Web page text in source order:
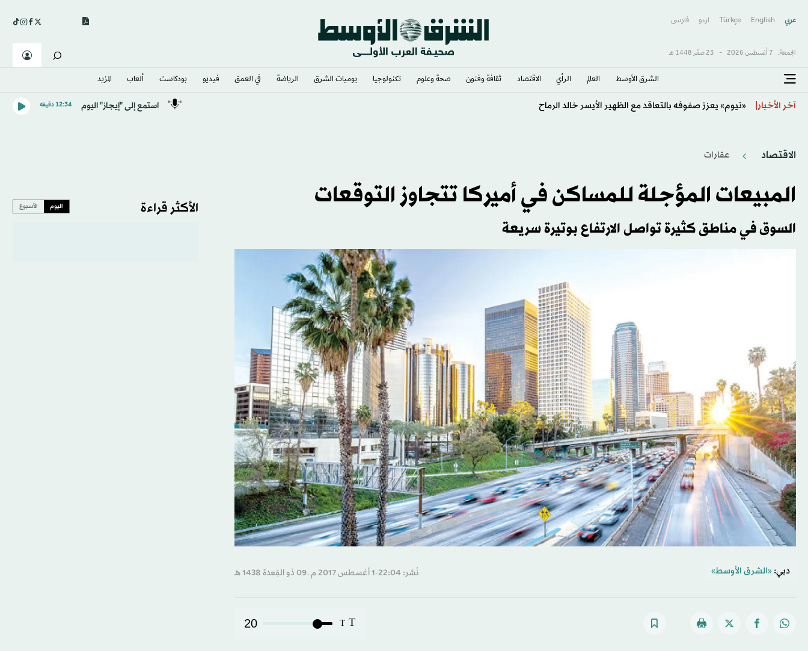
عربي English
Türkçe اردو فارسى
الجمعة, 7 أغسطس 2026 - 23 صفَر 1448 هـ
الشرق الأوسط​ العالم الرأي الاقتصاد ثقافة وفنون صحة وعلوم تكنولوجيا يوميات الشرق​ الرياضة في العمق فيديو بودكاست ألعاب المزيد
آخر الأخبار نابولي يرحب برحيل لوكاكو إلى فنربخشة استمع إلى "إيجاز" اليوم 12:34 دقيقه
الاقتصاد عقارات
المبيعات المؤجلة للمساكن في أميركا تتجاوز التوقعات
السوق في مناطق كثيرة تواصل الارتفاع بوتيرة سريعة
دبي: «الشرق الأوسط» نُشر: 22:04-1 أغسطس 2017 م ـ 09 ذو القِعدة 1438 هـ
T
T
20
الأكثر قراءة اليوم الأسبوع